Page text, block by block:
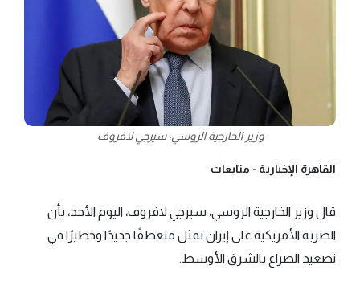
وزير الخارجية الروسي، سيرجي لافروف
القاهرة الإخبارية - متابعات
قال وزير الخارجية الروسي، سيرجي لافروف، اليوم الأحد، بأن
الضربة الأمريكية على إيران تمثل منعطفًا جديدًا وخطيرًا في
تصعيد الصراع بالشرق الأوسط.